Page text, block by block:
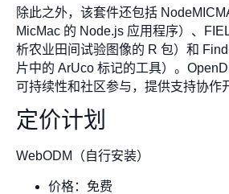
除此之外，该套件还包括
MicMac 的 Node.js 应用程序）、
析农业田间试验图像的 R 包）和
片中的 ArUco 标记的工具）。
可持续性和社区参与，提供支持协作
定价计划
WebODM（自行安装）
价格：免费